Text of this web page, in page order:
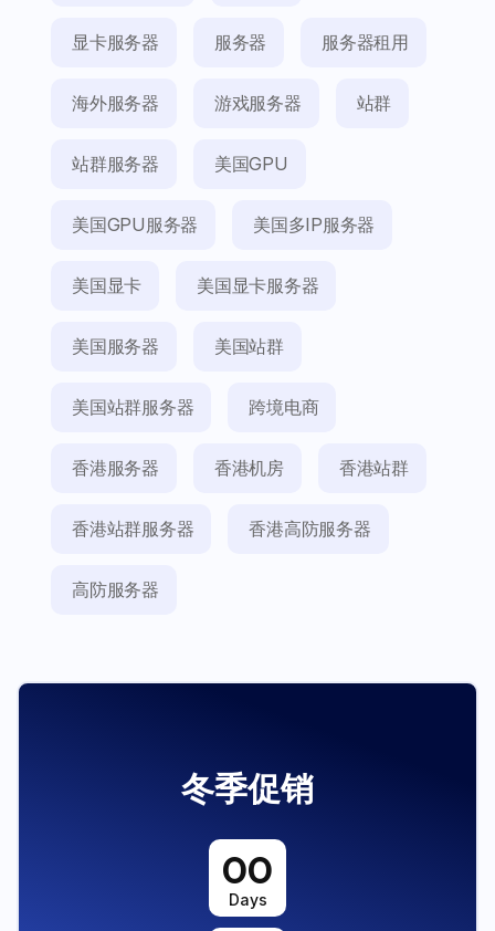
显卡服务器 服务器 服务器租用
海外服务器 游戏服务器 站群
站群服务器 美国GPU
美国GPU服务器 美国多IP服务器
美国显卡 美国显卡服务器
美国服务器 美国站群
美国站群服务器 跨境电商
香港服务器 香港机房 香港站群
香港站群服务器 香港高防服务器
高防服务器
冬季促销
00
Days